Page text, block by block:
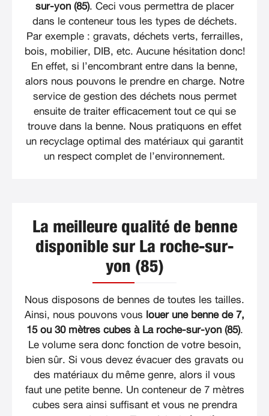
sur-yon (85). Ceci vous permettra de placer
dans le conteneur tous les types de déchets.
Par exemple : gravats, déchets verts, ferrailles,
bois, mobilier, DIB, etc. Aucune hésitation donc!
En effet, si l’encombrant entre dans la benne,
alors nous pouvons le prendre en charge. Notre
service de gestion des déchets nous permet
ensuite de traiter efficacement tout ce qui se
trouve dans la benne. Nous pratiquons en effet
un recyclage optimal des matériaux qui garantit
un respect complet de l’environnement.
La meilleure qualité de benne
disponible sur La roche-sur-
yon (85)
Nous disposons de bennes de toutes les tailles.
Ainsi, nous pouvons vous louer une benne de 7,
15 ou 30 mètres cubes à La roche-sur-yon (85).
Le volume sera donc fonction de votre besoin,
bien sûr. Si vous devez évacuer des gravats ou
des matériaux du même genre, alors il vous
faut une petite benne. Un conteneur de 7 mètres
cubes sera ainsi suffisant et vous ne prendra